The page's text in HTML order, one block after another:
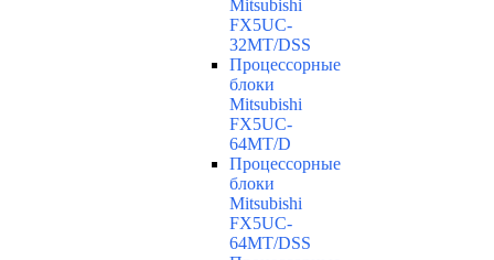
Mitsubishi
FX5UC-
32MT/DSS
Процессорные
блоки
Mitsubishi
FX5UC-
64MT/D
Процессорные
блоки
Mitsubishi
FX5UC-
64MT/DSS